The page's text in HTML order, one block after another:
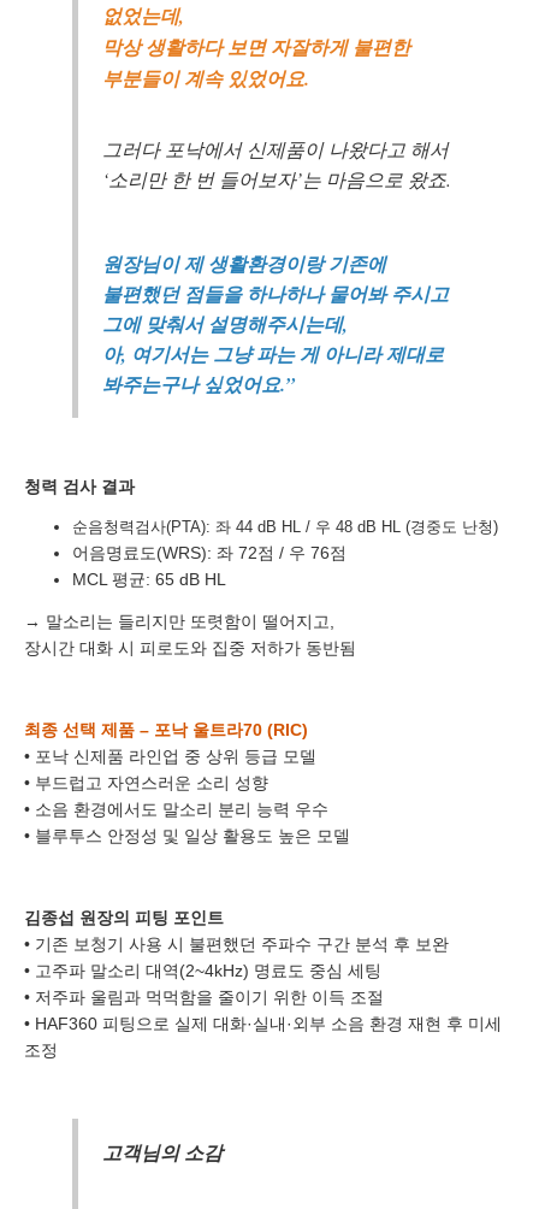
없었는데,
막상 생활하다 보면 자잘하게 불편한
부분들이 계속 있었어요.
그러다 포낙에서 신제품이 나왔다고 해서
‘소리만 한 번 들어보자’는 마음으로 왔죠.
원장님이 제 생활환경이랑 기존에
불편했던 점들을 하나하나 물어봐 주시고
그에 맞춰서 설명해주시는데,
아, 여기서는 그냥 파는 게 아니라 제대로
봐주는구나 싶었어요.”
청력 검사 결과
순음청력검사(PTA): 좌 44 dB HL / 우 48 dB HL (경중도 난청)
어음명료도(WRS): 좌 72점 / 우 76점
MCL 평균: 65 dB HL
→ 말소리는 들리지만 또렷함이 떨어지고,
장시간 대화 시 피로도와 집중 저하가 동반됨
최종 선택 제품 – 포낙 울트라70 (RIC)
• 포낙 신제품 라인업 중 상위 등급 모델
• 부드럽고 자연스러운 소리 성향
• 소음 환경에서도 말소리 분리 능력 우수
• 블루투스 안정성 및 일상 활용도 높은 모델
김종섭 원장의 피팅 포인트
• 기존 보청기 사용 시 불편했던 주파수 구간 분석 후 보완
• 고주파 말소리 대역(2~4kHz) 명료도 중심 세팅
• 저주파 울림과 먹먹함을 줄이기 위한 이득 조절
• HAF360 피팅으로 실제 대화·실내·외부 소음 환경 재현 후 미세
조정
고객님의 소감
바로 예약하기
이름
연락처 -
예약날짜
분야
내용
개인정보 수집, 이용에 동의합니다.
[자세히보기]